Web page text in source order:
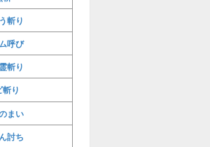
斬り
呼び
斬り
斬り
まい
討ち